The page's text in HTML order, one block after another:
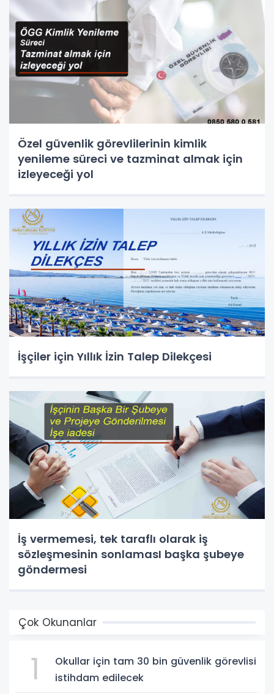
Özel güvenlik görevlilerinin kimlik
yenileme süreci ve tazminat almak için
izleyeceği yol
İşçiler için Yıllık İzin Talep Dilekçesi
İş vermemesi, tek taraflı olarak iş
sözleşmesinin sonlamasI başka şubeye
göndermesi
Çok Okunanlar
1
Okullar için tam 30 bin güvenlik görevlisi
istihdam edilecek